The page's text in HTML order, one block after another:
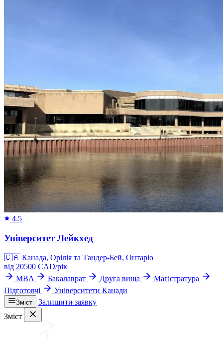
4.5
Університет Лейкхед
🇨🇦 Канада, Орілія та Тандер-Бей, Онтаріо
від 20500 CAD/рік
MBA
Бакалаврат Друга вища
Магістратура
Підготовчі
Університети Канади
Зміст
Залишити заявку
Зміст